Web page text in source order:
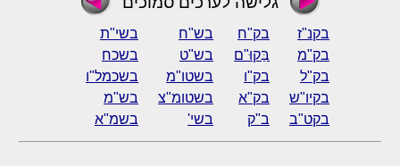
בקנ"ז בק"ח בש"ח
בשי"ת
בק"מ
בַּקוּ"ם בש"ט
בשכח
בק"ל
בק"ו בשטו"מ
בשכמל"ו
בקיו"ש
בק"א בשטומ"צ
בש"מ
בקט"ב
ב"ק בשי' בשמ"א